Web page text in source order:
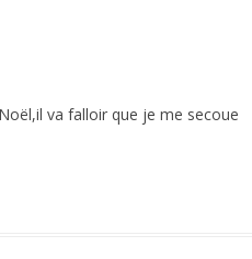
va falloir que je me secoue